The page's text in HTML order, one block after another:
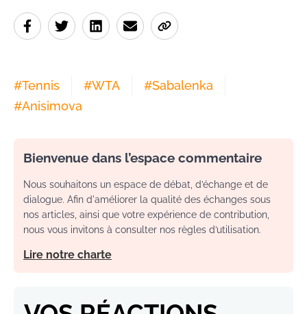
#Tennis #WTA #Sabalenka
#Anisimova
Bienvenue dans l’espace commentaire
Nous souhaitons un espace de débat, d’échange et de
dialogue. Afin d'améliorer la qualité des échanges sous
nos articles, ainsi que votre expérience de contribution,
nous vous invitons à consulter nos règles d’utilisation.
Lire notre charte